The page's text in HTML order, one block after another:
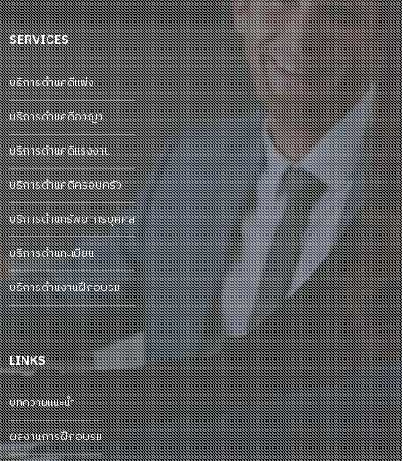
SERVICES
บริการด้านคดีแพ่ง
บริการด้านคดีอาญา
บริการด้านคดีแรงงาน
บริการด้านคดีครอบครัว
บริการด้านทรัพยากรบุคคล
บริการด้านทะเบียน
บริการด้านงานฝึกอบรม
LINKS
บทความแนะนำ
ผลงานการฝึกอบรม